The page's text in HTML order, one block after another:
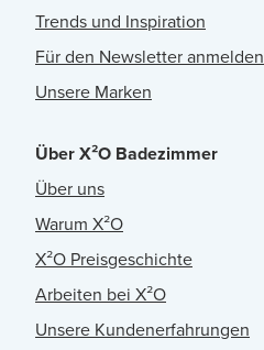
Trends und Inspiration
Für den Newsletter anmelden
Unsere Marken
Über X²O Badezimmer
Über uns
Warum X²O
X²O Preisgeschichte
Arbeiten bei X²O
Unsere Kundenerfahrungen